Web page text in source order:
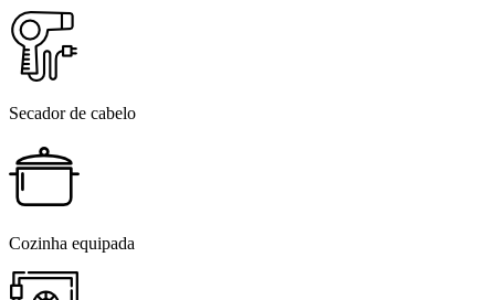
Secador de cabelo
Cozinha equipada